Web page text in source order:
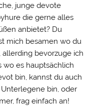
junge devote
die gerne alles
anbietet? Du
mich besamen wo du
allerding bevorzuge ich
wo es hauptsächlich
bin, kannst du auch
bin, oder
frag einfach an!